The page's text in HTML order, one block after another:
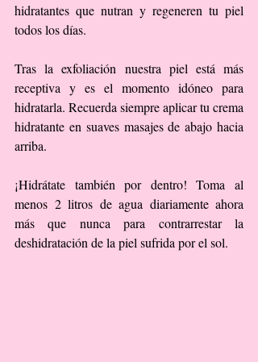
hidratantes que nutran y regeneren tu piel
todos los días.
Tras la exfoliación nuestra piel está más
receptiva y es el momento idóneo para
hidratarla. Recuerda siempre aplicar tu crema
hidratante en suaves masajes de abajo hacia
arriba.
¡Hidrátate también por dentro! Toma al
menos 2 litros de agua diariamente ahora
más que nunca para contrarrestar la
deshidratación de la piel sufrida por el sol.